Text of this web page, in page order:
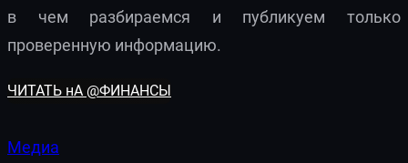
в чем разбираемся и публикуем только
проверенную информацию.
ЧИТАТЬ нА @ФИНАНСЫ
Медиа